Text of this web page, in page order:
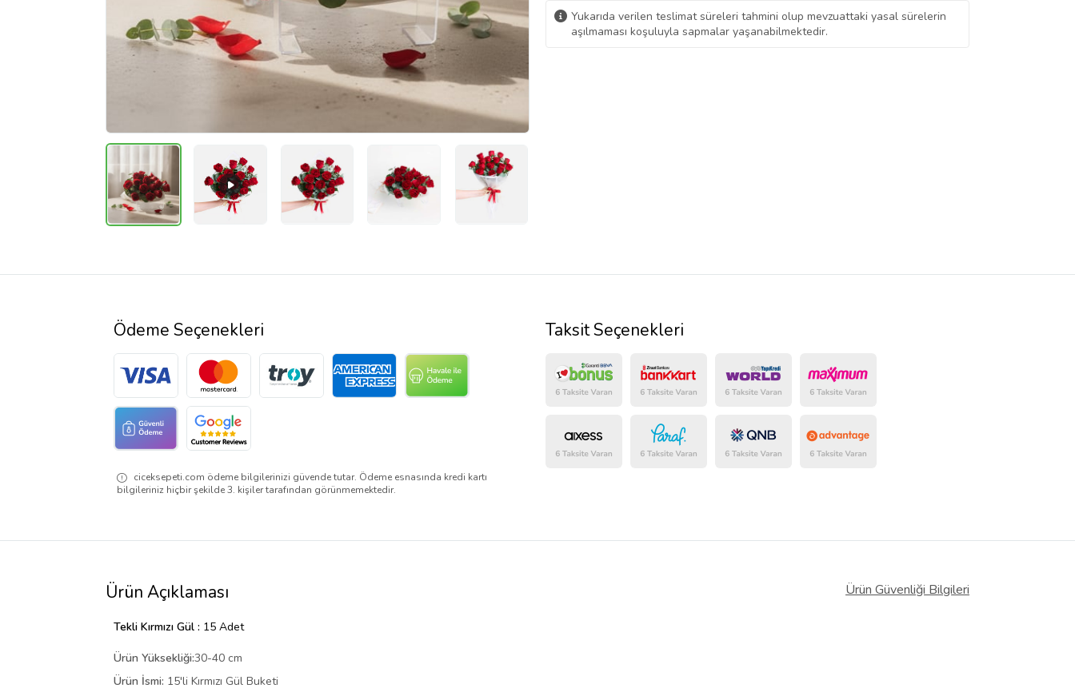
Yukarıda verilen teslimat süreleri tahmini olup mevzuattaki yasal sürelerin
aşılmaması koşuluyla sapmalar yaşanabilmektedir.
Ödeme Seçenekleri
ciceksepeti.com ödeme bilgilerinizi güvende tutar. Ödeme esnasında kredi kartı
bilgileriniz hiçbir şekilde 3. kişiler tarafından görünmemektedir.
Taksit Seçenekleri
Ürün Açıklaması Ürün Güvenliği Bilgileri
Tekli Kırmızı Gül : 15 Adet
Ürün Yüksekliği:30-40 cm
Ürün İsmi: 15'li Kırmızı Gül Buketi